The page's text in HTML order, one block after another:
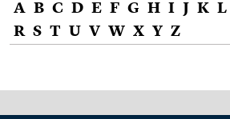
A B C D E F G H I J K L
R S T U V W X Y Z